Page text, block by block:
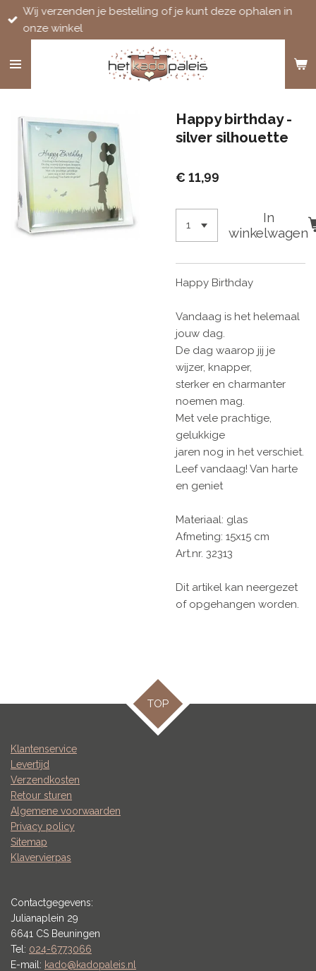
Ga
direct
de
Wij verzenden je bestelling of je kunt deze ophalen in
onze winkel
Happy birthday -
silver silhouette
€ 11,99
In
winkelwagen
Happy Birthday
Vandaag is het helemaal
jouw dag.
De dag waarop jij je
wijzer, knapper,
sterker en charmanter
noemen mag.
Met vele prachtige,
gelukkige
jaren nog in het verschiet.
Leef vandaag! Van harte
en geniet
Materiaal: glas
Afmeting: 15x15 cm
Art.nr. 32313
Dit artikel kan neergezet
of opgehangen worden.
TOP
Klantenservice
Levertijd
Verzendkosten
Retour sturen
Algemene voorwaarden
Privacy policy
Sitemap
Klavervierpas
Contactgegevens:
Julianaplein 29
6641 CS Beuningen
Tel: 024-6773066
E-mail: kado@kadopaleis.nl